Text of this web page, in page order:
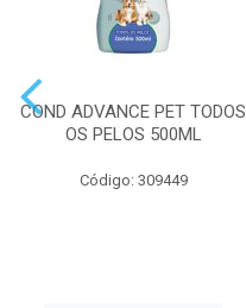
COND ADVANCE PET TODOS
OS PELOS 500ML
Código: 309449